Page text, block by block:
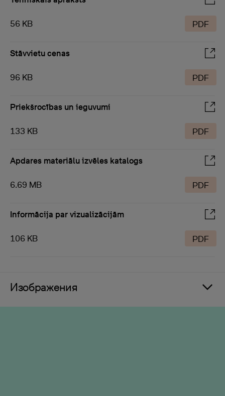
56 KB PDF
Stāvvietu cenas
96 KB PDF
Priekšrocības un ieguvumi
133 KB PDF
Apdares materiālu izvēles katalogs
6.69 MB PDF
Informācija par vizualizācijām
106 KB PDF
Изображения